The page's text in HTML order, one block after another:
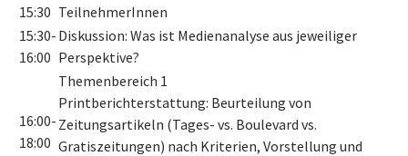
15:30 TeilnehmerInnen
15:30-
16:00
Diskussion: Was ist Medienanalyse aus jeweiliger
Perspektive?
16:00-
18:00
Themenbereich 1
Printberichterstattung: Beurteilung von
Zeitungsartikeln (Tages- vs. Boulevard vs.
Gratiszeitungen) nach Kriterien, Vorstellung und